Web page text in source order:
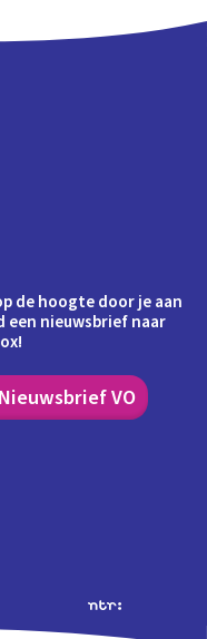
de hoogte door je aan
een nieuwsbrief naar
Nieuwsbrief VO